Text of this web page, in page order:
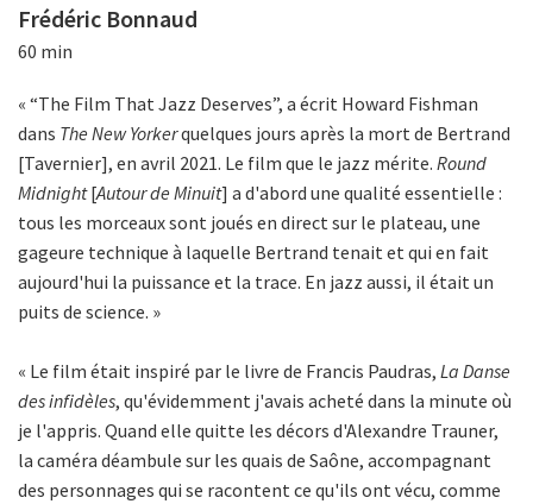
Frédéric Bonnaud
60 min
« “The Film That Jazz Deserves”, a écrit Howard Fishman
dans The New Yorkerquelques jours après la mort de Bertrand
[Tavernier], en avril 2021. Le film que le jazz mérite. Round
Midnight[Autour de Minuit] a d'abord une qualité essentielle :
tous les morceaux sont joués en direct sur le plateau, une
gageure technique à laquelle Bertrand tenait et qui en fait
aujourd'hui la puissance et la trace. En jazz aussi, il était un
puits de science. »
« Le film était inspiré par le livre de Francis Paudras, La Danse
des infidèles, qu'évidemment j'avais acheté dans la minute où
je l'appris. Quand elle quitte les décors d'Alexandre Trauner,
la caméra déambule sur les quais de Saône, accompagnant
des personnages qui se racontent ce qu'ils ont vécu, comme